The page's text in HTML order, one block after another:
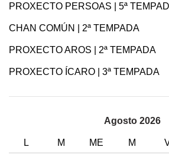
PROXECTO PERSOAS | 5ª
CHAN COMÚN | 2ª TEMPADA
PROXECTO AROS | 2ª TEMPADA
PROXECTO ÍCARO | 3ª TEMPADA
Agosto 2026
L M ME M